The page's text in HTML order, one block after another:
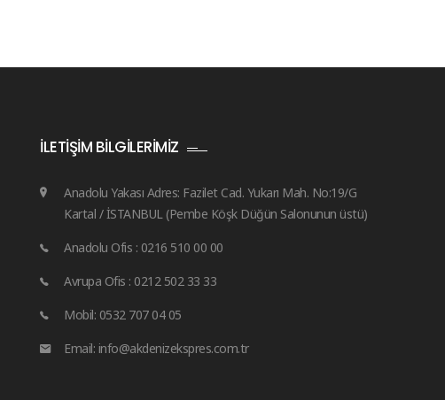
İLETIŞIM BILGILERIMIZ
Anadolu Yakası Adres: Fazilet Cad. Yukarı Mah. No:19/G
Kartal / İSTANBUL (Pembe Köşk Düğün Salonunun üstü)
Anadolu Ofis : 0216 510 00 00
Avrupa Ofis : 0212 502 33 33
Mobil: 0532 707 04 05
Email: info@akdenizekspres.com.tr